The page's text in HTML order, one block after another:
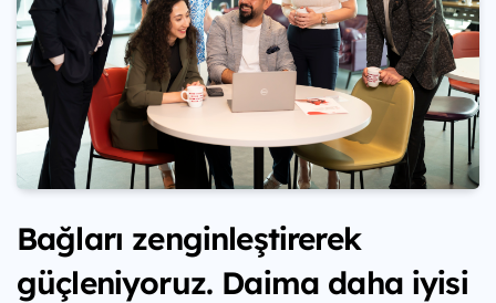
Bağları zenginleştirerek
güçleniyoruz. Daima daha iyisi